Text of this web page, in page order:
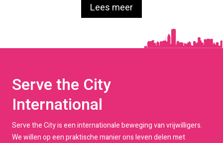
Lees meer
Serve the City
International
Serve the City is een internationale beweging van vrijwilligers.
We willen op een praktische manier ons leven delen met